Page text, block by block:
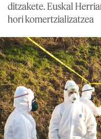
ditzakete. Euskal
hori komertzializatzea